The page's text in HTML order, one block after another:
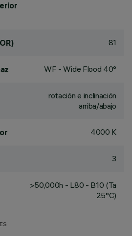
81
WF - Wide Flood 40°
rotación e inclinación
arriba/abajo
4000 K
3
>50,000h - L80 - B10 (Ta
25°C)